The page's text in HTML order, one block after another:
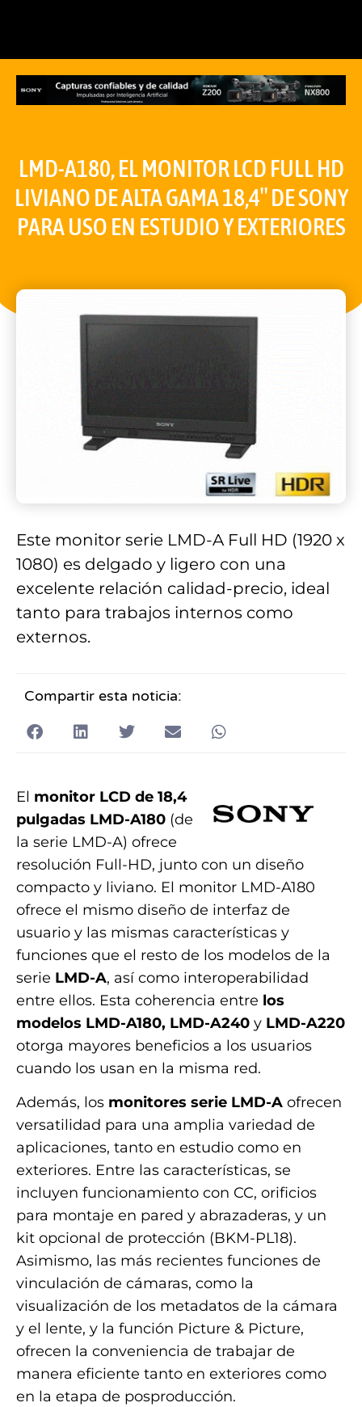
LMD-A180, EL MONITOR LCD FULL HD
LIVIANO DE ALTA GAMA 18,4″ DE SONY
PARA USO EN ESTUDIO Y EXTERIORES
Este monitor serie LMD-A Full HD (1920 x
1080) es delgado y ligero con una
excelente relación calidad-precio, ideal
tanto para trabajos internos como
externos.
Compartir esta noticia:
El monitor LCD de 18,4
pulgadas LMD-A180 (de
la serie LMD-A) ofrece
resolución Full-HD, junto con un diseño
compacto y liviano. El monitor LMD-A180
ofrece el mismo diseño de interfaz de
usuario y las mismas características y
funciones que el resto de los modelos de la
serie LMD-A, así como interoperabilidad
entre ellos. Esta coherencia entre los
modelos LMD-A180, LMD-A240 y LMD-A220
otorga mayores beneficios a los usuarios
cuando los usan en la misma red.
Además, los monitores serie LMD-A ofrecen
versatilidad para una amplia variedad de
aplicaciones, tanto en estudio como en
exteriores. Entre las características, se
incluyen funcionamiento con CC, orificios
para montaje en pared y abrazaderas, y un
kit opcional de protección (BKM-PL18).
Asimismo, las más recientes funciones de
vinculación de cámaras, como la
visualización de los metadatos de la cámara
y el lente, y la función Picture & Picture,
ofrecen la conveniencia de trabajar de
manera eficiente tanto en exteriores como
en la etapa de posproducción.